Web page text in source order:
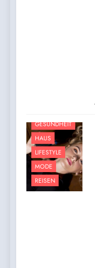
GESUNDHEIT
HAUS
LIFESTYLE
MODE
REISEN